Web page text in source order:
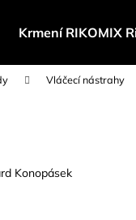
Krmení RIKOMIX
Vláčecí nástrahy
Konopásek